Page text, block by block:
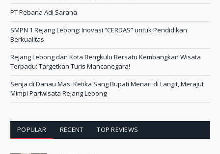
PT Pebana Adi Sarana
SMPN 1 Rejang Lebong: Inovasi “CERDAS” untuk Pendidikan
Berkualitas
Rejang Lebong dan Kota Bengkulu Bersatu Kembangkan Wisata
Terpadu: Targetkan Turis Mancanegara!
Senja di Danau Mas: Ketika Sang Bupati Menari di Langit, Merajut
Mimpi Pariwisata Rejang Lebong
POPULAR RECENT TOP REVIEWS